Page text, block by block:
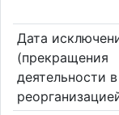
Дата
(прекращения
деятельности